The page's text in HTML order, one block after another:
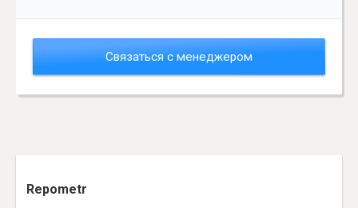
Связаться с менеджером
Repometr